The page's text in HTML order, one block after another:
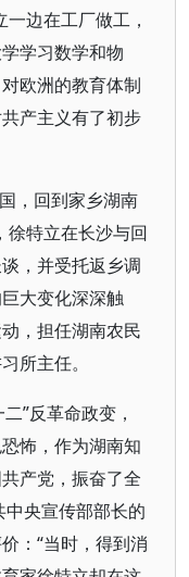
边在工厂做工，
学习数学和物
欧洲的教育体制
产主义有了初步
，回到家乡湖南
徐特立在长沙与回
，并受托返乡调
大变化深深触
，担任湖南农民
所主任。
”反革命政变，
怖，作为湖南知
产党，振奋了全
央宣传部部长的
：“当时，得到消